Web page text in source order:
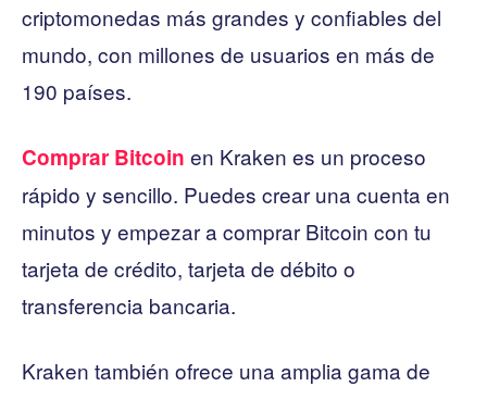
criptomonedas más grandes y confiables del
mundo, con millones de usuarios en más de
190 países.
Comprar Bitcoin en Kraken es un proceso
rápido y sencillo. Puedes crear una cuenta en
minutos y empezar a comprar Bitcoin con tu
tarjeta de crédito, tarjeta de débito o
transferencia bancaria.
Kraken también ofrece una amplia gama de